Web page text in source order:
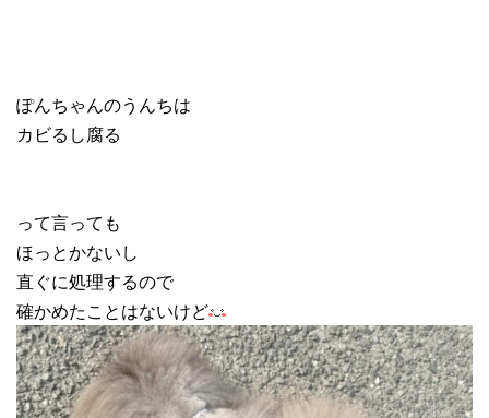
ぽんちゃんのうんちは
カビるし腐る
って言っても
ほっとかないし
直ぐに処理するので
確かめたことはないけど